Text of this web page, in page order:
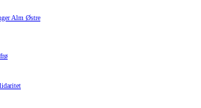
Alm Østre